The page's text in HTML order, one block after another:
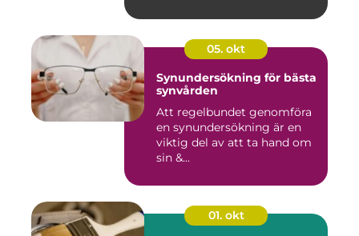
05. okt
Synundersökning för bästa
synvården
Att regelbundet genomföra
en synundersökning är en
viktig del av att ta hand om
sin &...
01. okt